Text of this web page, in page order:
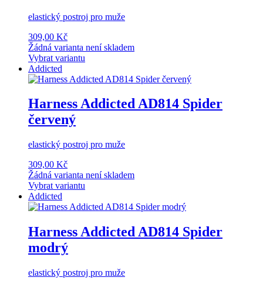
elastický postroj pro muže
309,00 Kč
Žádná varianta není skladem
Vybrat variantu
Addicted
Harness Addicted AD814 Spider
červený
elastický postroj pro muže
309,00 Kč
Žádná varianta není skladem
Vybrat variantu
Addicted
Harness Addicted AD814 Spider
modrý
elastický postroj pro muže